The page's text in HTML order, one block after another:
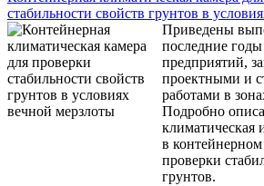
стабильности свойств грунтов в
Приведены
последние
предприятий,
проектными и
работами в
Подробно
климатическая
в
проверки
грунтов.